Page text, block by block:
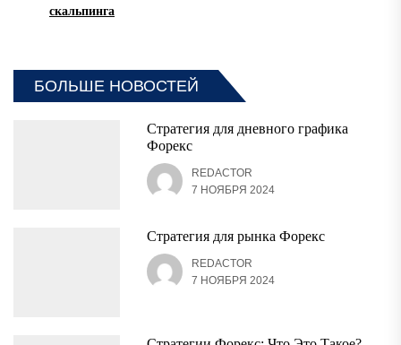
скальпинга
БОЛЬШЕ НОВОСТЕЙ
Стратегия для дневного графика
Форекс
REDACTOR
7 НОЯБРЯ 2024
Стратегия для рынка Форекс
REDACTOR
7 НОЯБРЯ 2024